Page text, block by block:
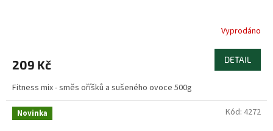
Vyprodáno
209 Kč DETAIL
Fitness mix - směs oříšků a sušeného ovoce 500g
Novinka Kód: 4272